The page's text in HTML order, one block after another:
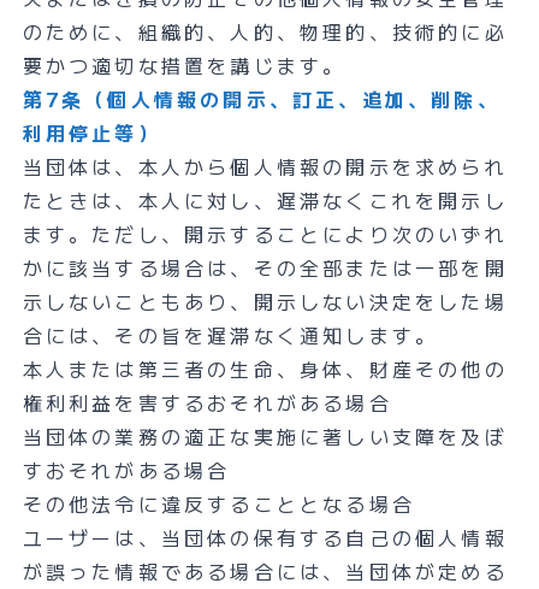
のために、組織的、人的、物理的、技術的に必
要かつ適切な措置を講じます。
第7条（個人情報の開示、訂正、追加、削除、
利用停止等）
当団体は、本人から個人情報の開示を求められ
たときは、本人に対し、遅滞なくこれを開示し
ます。ただし、開示することにより次のいずれ
かに該当する場合は、その全部または一部を開
示しないこともあり、開示しない決定をした場
合には、その旨を遅滞なく通知します。
本人または第三者の生命、身体、財産その他の
権利利益を害するおそれがある場合
当団体の業務の適正な実施に著しい支障を及ぼ
すおそれがある場合
その他法令に違反することとなる場合
ユーザーは、当団体の保有する自己の個人情報
が誤った情報である場合には、当団体が定める